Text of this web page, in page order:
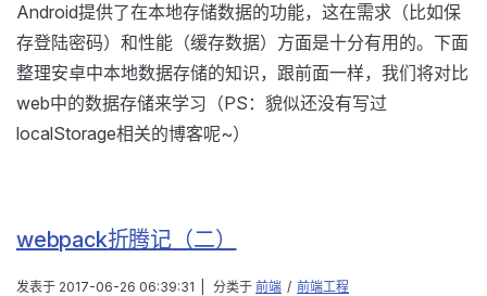
Android提供了在本地存储数据的功能，这在需求（比如保
存登陆密码）和性能（缓存数据）方面是十分有用的。下面
整理安卓中本地数据存储的知识，跟前面一样，我们将对比
web中的数据存储来学习（PS：貌似还没有写过
localStorage相关的博客呢~）
webpack折腾记（二）
发表于 2017-06-26 06:39:31 分类于 前端 / 前端工程